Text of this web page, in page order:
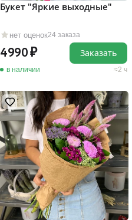
нет оценок24 заказа
Букет "Яркие выходные"
4990
в наличии 2 ч
Заказать